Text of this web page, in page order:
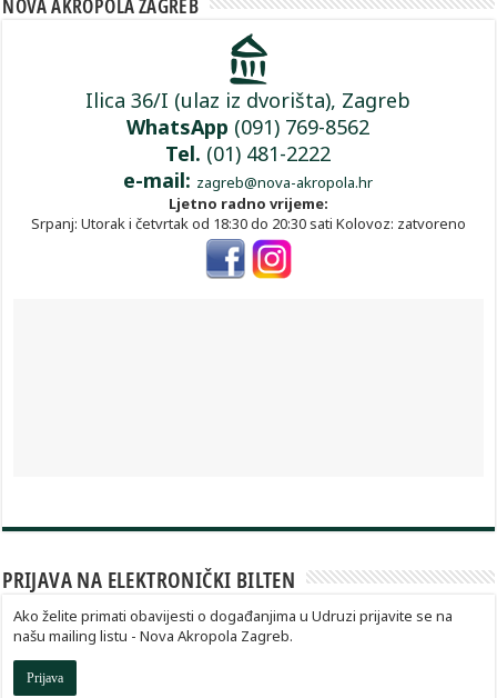
NOVA AKROPOLA ZAGREB
Ilica 36/I (ulaz iz dvorišta), Zagreb
WhatsApp (091) 769-8562
Tel. (01) 481-2222
e-mail: zagreb@nova-akropola.hr
Ljetno radno vrijeme:
Srpanj: Utorak i četvrtak od 18:30 do 20:30 sati Kolovoz: zatvoreno
PRIJAVA NA ELEKTRONIČKI BILTEN
Ako želite primati obavijesti o događanjima u Udruzi prijavite se na
našu mailing listu - Nova Akropola Zagreb.
Prijava